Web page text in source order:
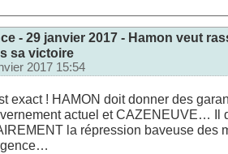
- 29 janvier 2017 - Hamon veut
sa victoire
2017 15:54
exact ! HAMON doit donner des
actuel et CAZENEUVE… Il
la répression baveuse des